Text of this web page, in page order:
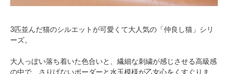
3匹並んだ猫のシルエットが可愛くて大人気の「仲良し猫」シリ
ーズ。
大人っぽい落ち着いた色合いと、繊細な刺繍が感じさせる高級感
の中で、さりげないボーダーと水玉模様が乙女心をくすぐりま